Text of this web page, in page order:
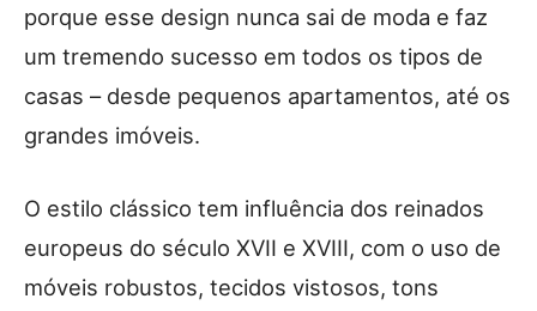
porque esse design nunca sai de moda e faz
um tremendo sucesso em todos os tipos de
casas – desde pequenos apartamentos, até os
grandes imóveis.
O estilo clássico tem influência dos reinados
europeus do século XVII e XVIII, com o uso de
móveis robustos, tecidos vistosos, tons